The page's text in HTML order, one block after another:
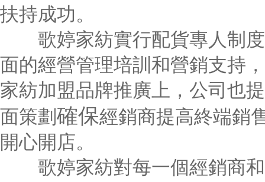
扶持成功。
歌婷家紡實行配貨專人制度
面的經營管理培訓和營銷支持
家紡加盟品牌推廣上，公司也
面策劃 確保經銷商提高終端銷
開心開店。
歌婷家紡對每一個經銷商和